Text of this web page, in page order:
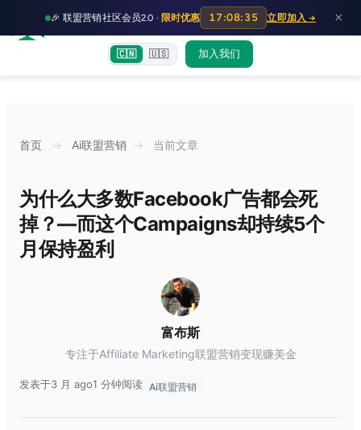
🎉 联盟营销社区会员2.0 · 限时优惠 17:08:34 立即加入 → ×
富裕者联盟 首页文章训练营
HOT
出海教程 认知偏差指南社群交流
🇨🇳 🇺🇸 加入我们
首页 → Ai联盟营销 → 当前文章
为什么大多数Facebook广告都会死
掉？—而这个Campaigns却持续5个
月保持盈利
富布斯
专注于Affiliate Marketing联盟营销变现赚美金
发表于3 月 ago1 分钟阅读 Ai联盟营销